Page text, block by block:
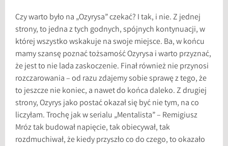
Czy warto było na „Ozyrysa” czekać? I tak, i nie. Z jednej
strony, to jedna z tych godnych, spójnych kontynuacji, w
której wszystko wskakuje na swoje miejsce. Ba, w końcu
mamy szansę poznać tożsamość Ozyrysa i warto przyznać,
że jest to nie lada zaskoczenie. Finał również nie przynosi
rozczarowania – od razu zdajemy sobie sprawę z tego, że
to jeszcze nie koniec, a nawet do końca daleko. Z drugiej
strony, Ozyrys jako postać okazał się być nie tym, na co
liczyłam. Trochę jak w serialu „Mentalista” – Remigiusz
Mróz tak budował napięcie, tak obiecywał, tak
rozdmuchiwał, że kiedy przyszło co do czego, to okazało